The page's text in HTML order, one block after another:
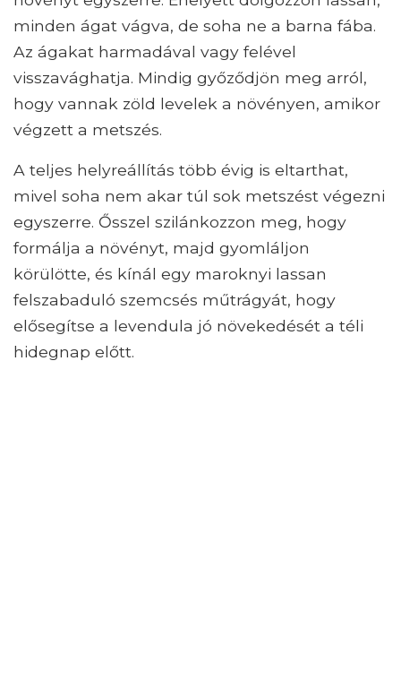
minden ágat vágva, de soha ne a barna fába.
Az ágakat harmadával vagy felével
visszavághatja. Mindig győződjön meg arról,
hogy vannak zöld levelek a növényen, amikor
végzett a metszés.
A teljes helyreállítás több évig is eltarthat,
mivel soha nem akar túl sok metszést végezni
egyszerre. Ősszel szilánkozzon meg, hogy
formálja a növényt, majd gyomláljon
körülötte, és kínál egy maroknyi lassan
felszabaduló szemcsés műtrágyát, hogy
elősegítse a levendula jó növekedését a téli
hidegnap előtt.